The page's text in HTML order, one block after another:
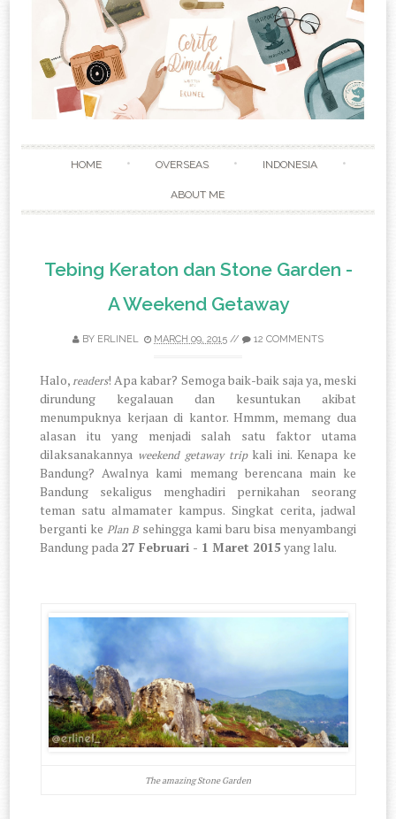
HOME OVERSEAS INDONESIA
ABOUT ME
Tebing Keraton dan Stone Garden -
A Weekend Getaway
BY ERLINEL MARCH 09, 2015 // 12 COMMENTS
Halo,readers! Apa kabar? Semoga baik-baik saja ya, meski
dirundung kegalauan dan kesuntukan akibat
menumpuknya kerjaan di kantor. Hmmm, memang dua
alasan itu yang menjadi salah satu faktor utama
dilaksanakannya weekend getaway trip kali ini. Kenapa ke
Bandung? Awalnya kami memang berencana main ke
Bandung sekaligus menghadiri pernikahan seorang
teman satu almamater kampus. Singkat cerita, jadwal
berganti kePlan B sehingga kami baru bisa menyambangi
Bandung pada 27 Februari - 1 Maret 2015 yang lalu.
The amazing Stone Garden